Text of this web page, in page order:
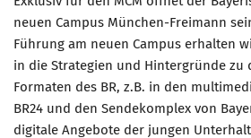
Newsletter
Clubmagazin
MCM Club TV
MITGLIEDSCHAFT
neuen Campus München-Freimann
Führung am neuen Campus erhalten
in die Strategien und Hintergründe zu
Formaten des BR, z.B. in den
BR24 und den Sendekomplex von
digitale Angebote der jungen